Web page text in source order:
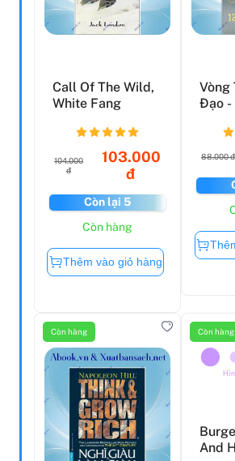
Call Of The Wild,
White Fang
104.000
đ
103.000
đ
Còn lại 5
Còn hàng
Thêm vào giỏ hàng
Vòng
Đạo -
88.000 đ
Còn hàng Còn hàng